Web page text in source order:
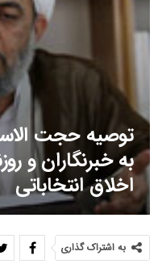
توصیه حجت
به خبرنگاران و
اخلاق انتخاباتی
به اشتراک گذاری